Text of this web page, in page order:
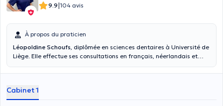
9.9|104 avis
À propos du praticien
Léopoldine Schoufs, diplômée en sciences dentaires à Université de
Liège. Elle effectue ses consultations en français, néerlandais et
son cabinet Dentius Uccle.
Cabinet 1